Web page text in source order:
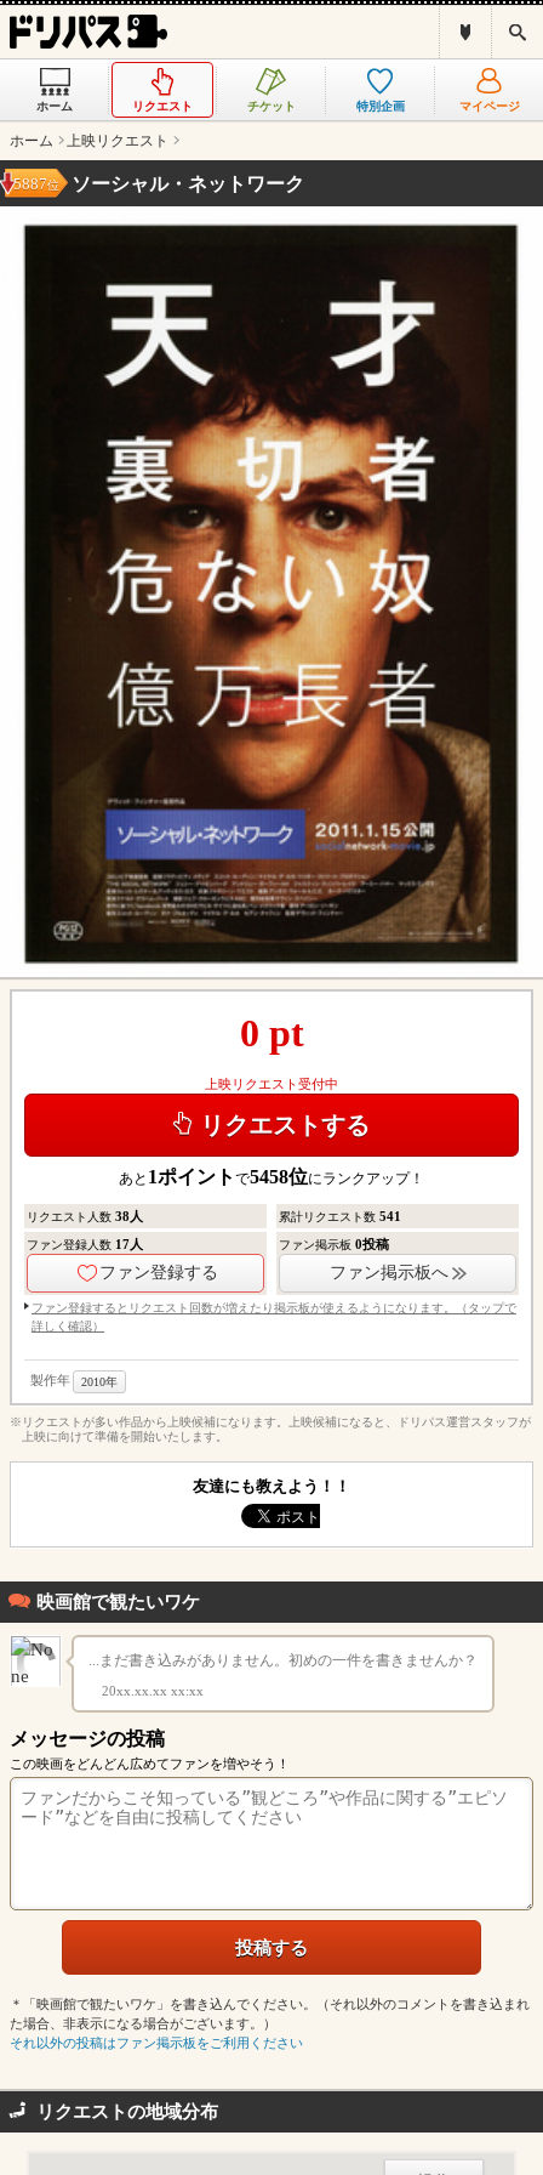
ス
ホーム リクエスト チケット 特別企画 マイページ
ホーム 上映リクエスト
ソーシャル・ネットワーク
5887位
0 pt
上映リクエスト受付中
リクエストする
あと 1ポイント で5458位にランクアップ！
リクエスト人数 38人 累計リクエスト数541
ファン登録人数 17人
ファン登録する
ファン掲示板0投稿
ファン掲示板へ
ファン登録するとリクエスト回数が増えたり掲示板が使えるようになります。（タップで
詳しく確認）
製作年 2010年
※リクエストが多い作品から上映候補になります。上映候補になると、ドリパス運営スタッフが
上映に向けて準備を開始いたします。
友達にも教えよう！！
映画館で観たいワケ
...まだ書き込みがありません。初めの一件を書きませんか？
20xx.xx.xx xx:xx
メッセージの投稿
この映画をどんどん広めてファンを増やそう！
＊「映画館で観たいワケ」を書き込んでください。（それ以外のコメントを書き込まれ
た場合、非表示になる場合がございます。）
それ以外の投稿はファン掲示板をご利用ください
リクエストの地域分布